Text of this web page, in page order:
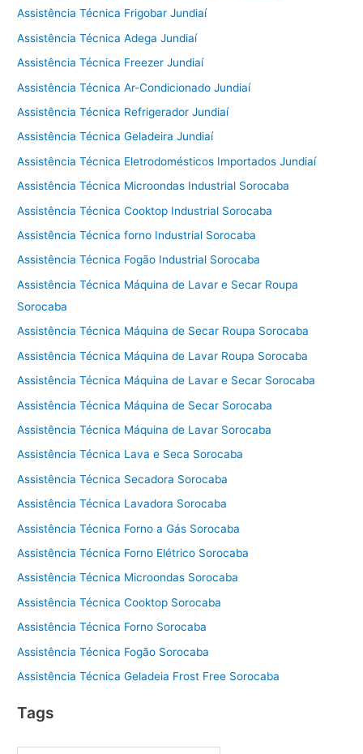
Assistência Técnica Frigobar Jundiaí
Assistência Técnica Adega Jundiaí
Assistência Técnica Freezer Jundiaí
Assistência Técnica Ar-Condicionado Jundiaí
Assistência Técnica Refrigerador Jundiaí
Assistência Técnica Geladeira Jundiaí
Assistência Técnica Eletrodomésticos Importados Jundiaí
Assistência Técnica Microondas Industrial Sorocaba
Assistência Técnica Cooktop Industrial Sorocaba
Assistência Técnica forno Industrial Sorocaba
Assistência Técnica Fogão Industrial Sorocaba
Assistência Técnica Máquina de Lavar e Secar Roupa
Sorocaba
Assistência Técnica Máquina de Secar Roupa Sorocaba
Assistência Técnica Máquina de Lavar Roupa Sorocaba
Assistência Técnica Máquina de Lavar e Secar Sorocaba
Assistência Técnica Máquina de Secar Sorocaba
Assistência Técnica Máquina de Lavar Sorocaba
Assistência Técnica Lava e Seca Sorocaba
Assistência Técnica Secadora Sorocaba
Assistência Técnica Lavadora Sorocaba
Assistência Técnica Forno a Gás Sorocaba
Assistência Técnica Forno Elétrico Sorocaba
Assistência Técnica Microondas Sorocaba
Assistência Técnica Cooktop Sorocaba
Assistência Técnica Forno Sorocaba
Assistência Técnica Fogão Sorocaba
Assistência Técnica Geladeia Frost Free Sorocaba
Tags